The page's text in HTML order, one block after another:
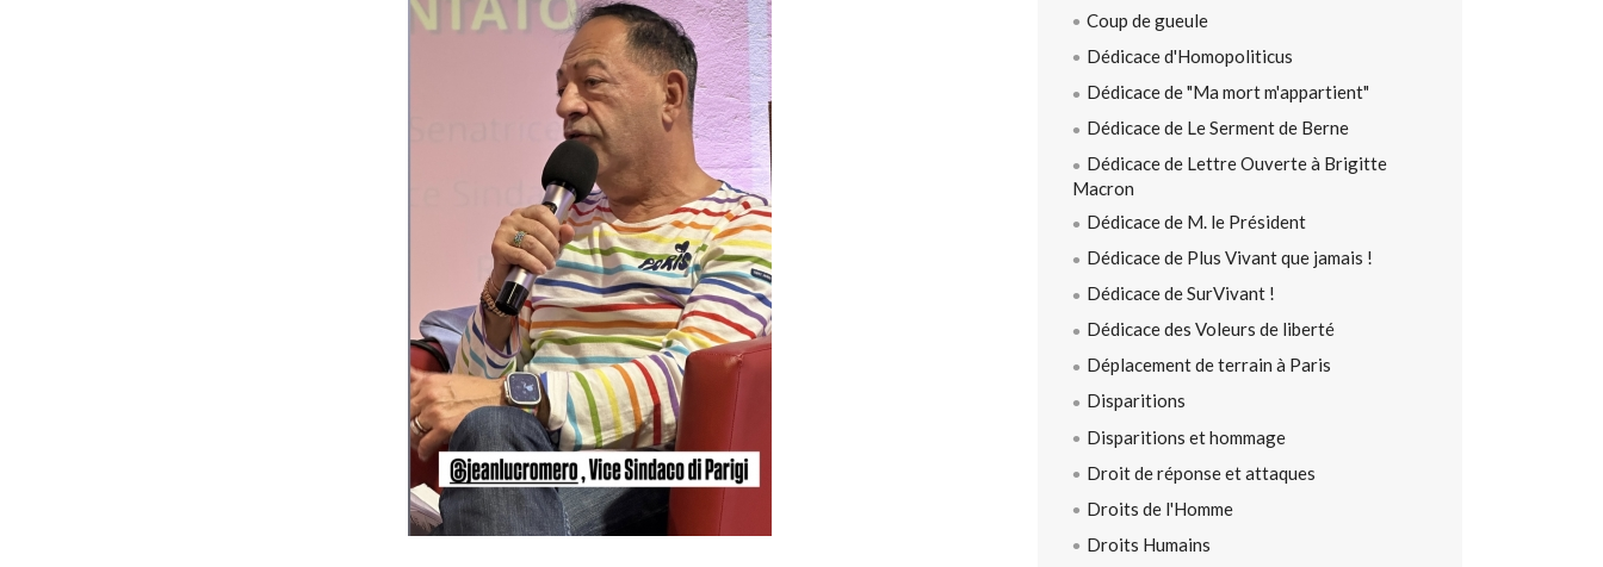
Coup de gueule
Dédicace d'Homopoliticus
Dédicace de "Ma mort m'appartient"
Dédicace de Le Serment de Berne
Dédicace de Lettre Ouverte à Brigitte
Macron
Dédicace de M. le Président
Dédicace de Plus Vivant que jamais !
Dédicace de SurVivant !
Dédicace des Voleurs de liberté
Déplacement de terrain à Paris
Disparitions
Disparitions et hommage
Droit de réponse et attaques
Droits de l'Homme
Droits Humains